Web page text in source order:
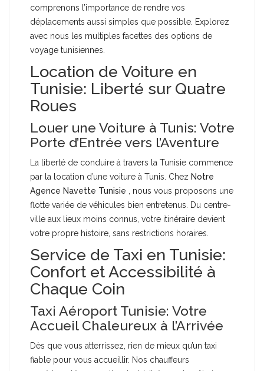
comprenons l’importance de rendre vos
déplacements aussi simples que possible. Explorez
avec nous les multiples facettes des options de
voyage tunisiennes.
Location de Voiture en
Tunisie: Liberté sur Quatre
Roues
Louer une Voiture à Tunis: Votre
Porte d’Entrée vers l’Aventure
La liberté de conduire à travers la Tunisie commence
par la location d’une voiture à Tunis. Chez Notre
Agence Navette Tunisie , nous vous proposons une
flotte variée de véhicules bien entretenus. Du centre-
ville aux lieux moins connus, votre itinéraire devient
votre propre histoire, sans restrictions horaires.
Service de Taxi en Tunisie:
Confort et Accessibilité à
Chaque Coin
Taxi Aéroport Tunisie: Votre
Accueil Chaleureux à l’Arrivée
Dès que vous atterrissez, rien de mieux qu’un taxi
fiable pour vous accueillir. Nos chauffeurs